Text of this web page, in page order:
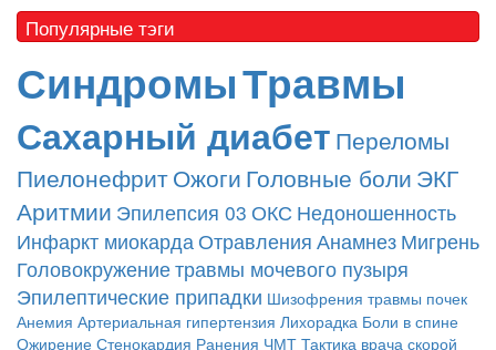
Популярные тэги
СиндромыТравмы
Сахарный диабет Переломы
ПиелонефритОжоги Головные боли ЭКГ
Аритмии Эпилепсия 03 ОКС Недоношенность
Инфаркт миокарда Отравления Анамнез Мигрень
Головокружениетравмы мочевого пузыря
Эпилептические припадки Шизофрения травмы почек
Анемия Артериальная гипертензия Лихорадка Боли в спине
Ожирение Стенокардия Ранения ЧМТ Тактика врача скорой